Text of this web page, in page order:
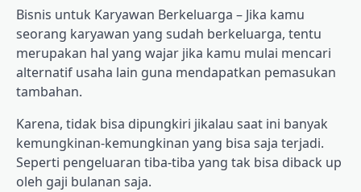
Bisnis untuk Karyawan Berkeluarga – Jika kamu
seorang karyawan yang sudah berkeluarga, tentu
merupakan hal yang wajar jika kamu mulai mencari
alternatif usaha lain guna mendapatkan pemasukan
tambahan.
Karena, tidak bisa dipungkiri jikalau saat ini banyak
kemungkinan-kemungkinan yang bisa saja terjadi.
Seperti pengeluaran tiba-tiba yang tak bisa diback up
oleh gaji bulanan saja.